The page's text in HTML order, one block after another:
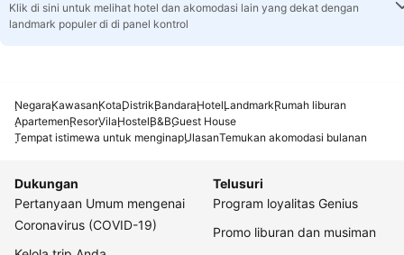
Klik di sini untuk melihat hotel dan akomodasi lain yang dekat dengan
landmark populer di di panel kontrol
NegaraKawasanKotaDistrikBandaraHotelLandmarkRumah liburan
ApartemenResorVilaHostelB&BGuest House
Tempat istimewa untuk menginapUlasanTemukan akomodasi bulanan
Dukungan
Pertanyaan Umum mengenai
Coronavirus (COVID-19)
Telusuri
Program loyalitas Genius
Promo liburan dan musiman